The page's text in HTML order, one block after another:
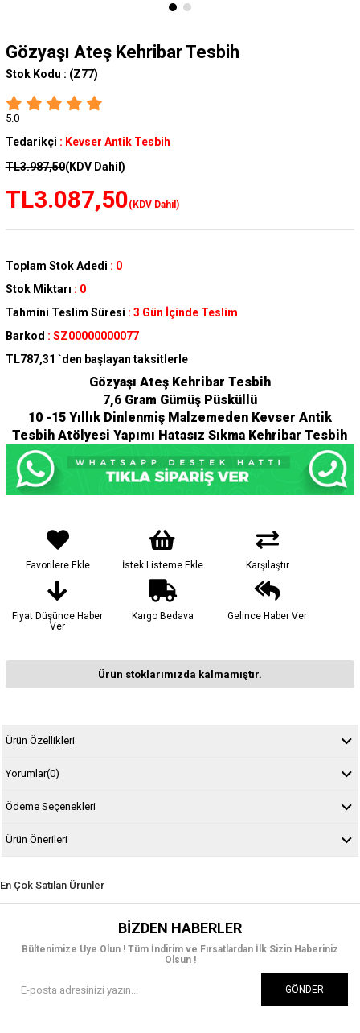
Gözyaşı Ateş Kehribar Tesbih
Stok Kodu : (Z77)
5.0
Tedarikçi : Kevser Antik Tesbih
TL3.987,50(KDV Dahil)
TL3.087,50(KDV Dahil)
Toplam Stok Adedi : 0
Stok Miktarı : 0
Tahmini Teslim Süresi : 3 Gün İçinde Teslim
Barkod : SZ00000000077
TL787,31 `den başlayan taksitlerle
Gözyaşı Ateş Kehribar Tesbih
7,6 Gram Gümüş Püsküllü
10 -15 Yıllık Dinlenmiş Malzemeden Kevser Antik
Tesbih Atölyesi Yapımı Hatasız Sıkma Kehribar Tesbih
Favorilere Ekle İstek Listeme Ekle Karşılaştır
Fiyat Düşünce Haber
Ver
Kargo Bedava Gelince Haber Ver
Ürün stoklarımızda kalmamıştır.
Ürün Özellikleri
Yorumlar(0)
Ödeme Seçenekleri
Ürün Önerileri
En Çok Satılan Ürünler
BIZDEN HABERLER
Bültenimize Üye Olun ! Tüm İndirim ve Fırsatlardan İlk Sizin Haberiniz
Olsun !
GÖNDER